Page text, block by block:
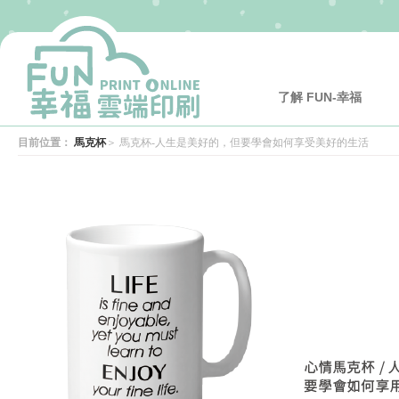
了解 FUN-幸福
目前位置： 馬克杯＞ 馬克杯-人生是美好的，但要學會如何享受美好的生活